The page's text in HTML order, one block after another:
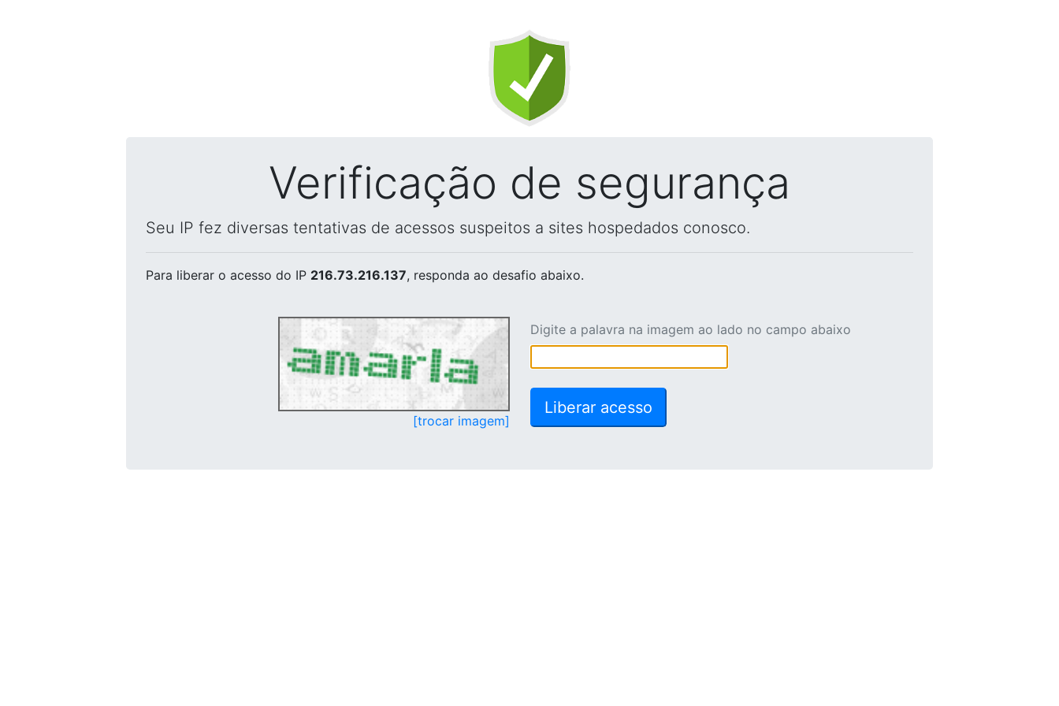
Verificação de segurança
Seu IP fez diversas tentativas de acessos suspeitos a sites hospedados conosco.
Para liberar o acesso do IP 216.73.216.137, responda ao desafio abaixo.
[trocar imagem]
Digite a palavra na imagem ao lado no campo abaixo